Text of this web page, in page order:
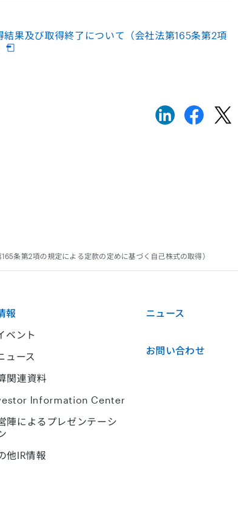
果及び取得終了について（会社法第165条第2項
条第2項の規定による定款の定めに基づく自己株式の取得）
報
ベント
ュース
関連資料
Information Center
陣によるプレゼンテーシ
他IR情報
ニュース
お問い合わせ